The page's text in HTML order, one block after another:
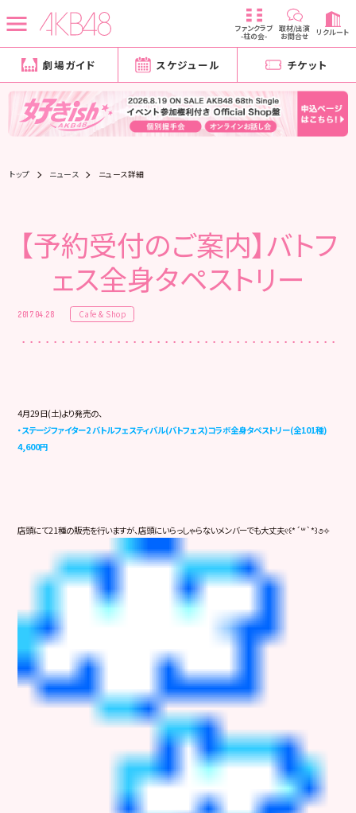
ファンクラブ
-柱の会-
取材/出演
お問合せ リクルート
劇場ガイド スケジュール チケット
トップ ニュース ニュース詳細
【予約受付のご案内】バトフ
ェス全身タペストリー
2017.04.28 Cafe & Shop
4月29日(土)より発売の、
・ステージファイター2 バトルフェスティバル(バトフェス)コラボ全身タペストリー(全101種)
4,600円
店頭にて21種の販売を行いますが、店頭にいらっしゃらないメンバーでも大丈夫୧꒰*´꒳`*꒱૭✧